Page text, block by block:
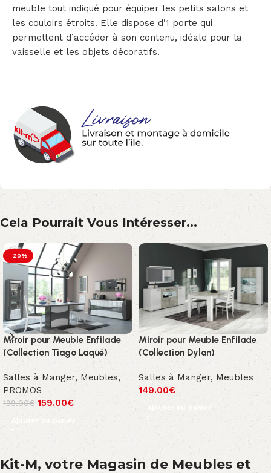
meuble tout indiqué pour équiper les petits salons et
les couloirs étroits. Elle dispose d’1 porte qui
permettent d’accéder à son contenu, idéale pour la
vaisselle et les objets décoratifs.
Cela Pourrait Vous Intéresser...
-20%
Miroir pour Meuble Enfilade
(Collection Tiago Laqué)
Salles à Manger, Meubles,
PROMOS
199.00€ 159.00€
Ajouter au panier
Miroir pour Meuble Enfilade
(Collection Dylan)
Salles à Manger, Meubles
149.00€
Ajouter au panier
Kit-M, votre Magasin de Meubles et